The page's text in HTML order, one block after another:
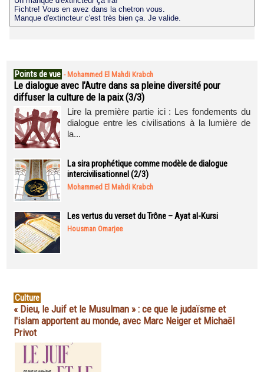
Fichtre! Vous en avez dans la chetron vous.
Manque d'extincteur c'est très bien ça. Je valide.
Points de vue - Mohammed El Mahdi Krabch
Le dialogue avec l’Autre dans sa pleine diversité pour
diffuser la culture de la paix (3/3)
Lire la première partie ici : Les fondements du
dialogue entre les civilisations à la lumière de
la...
La sira prophétique comme modèle de dialogue
intercivilisationnel (2/3)
Mohammed El Mahdi Krabch
Les vertus du verset du Trône – Ayat al-Kursi
Housman Omarjee
Culture
« Dieu, le Juif et le Musulman » : ce que le judaïsme et
l'islam apportent au monde, avec Marc Neiger et Michaël
Privot